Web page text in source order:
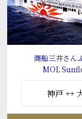
商船三井さん
MOL
神戸 ↔